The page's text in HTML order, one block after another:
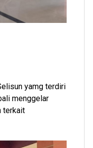
yamg terdiri
menggelar
terkait